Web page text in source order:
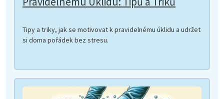
Tipy a triky, jak se motivovat k pravidelnému úklidu a udržet
si doma pořádek bez stresu.